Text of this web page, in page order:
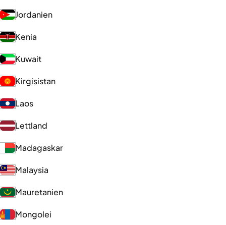
Jordanien
Kenia
Kuwait
Kirgisistan
Laos
Lettland
Madagaskar
Malaysia
Mauretanien
Mongolei